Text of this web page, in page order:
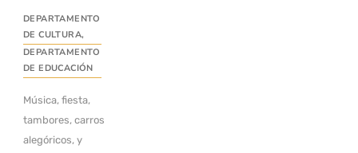
DEPARTAMENTO
DE CULTURA,
DEPARTAMENTO
DE EDUCACIÓN
Música, fiesta,
tambores, carros
alegóricos, y